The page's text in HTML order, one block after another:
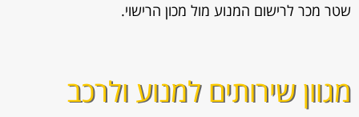
שטר מכר לרישום המנוע מול מכון הרישוי.
מגוון שירותים למנוע ולרכב